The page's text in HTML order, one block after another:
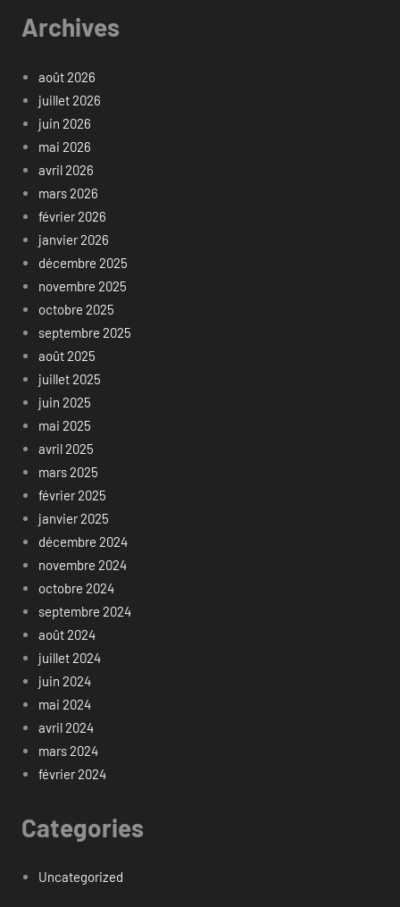
Archives
août 2026
juillet 2026
juin 2026
mai 2026
avril 2026
mars 2026
février 2026
janvier 2026
décembre 2025
novembre 2025
octobre 2025
septembre 2025
août 2025
juillet 2025
juin 2025
mai 2025
avril 2025
mars 2025
février 2025
janvier 2025
décembre 2024
novembre 2024
octobre 2024
septembre 2024
août 2024
juillet 2024
juin 2024
mai 2024
avril 2024
mars 2024
février 2024
Categories
Uncategorized